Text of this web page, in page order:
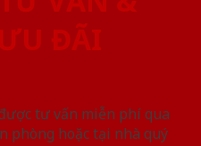
ĐÃI
tư vấn miễn phí qua
phòng hoặc tại nhà quý